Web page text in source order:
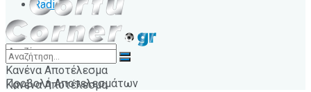
Radio
Κανένα Αποτέλεσμα
Κανένα Αποτέλεσμα
Προβολή Αποτελεσμάτων